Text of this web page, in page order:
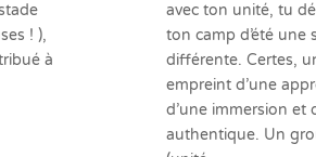
! ),
à
avec ton unité, tu
ton camp d’été une
différente. Certes,
empreint d’une
d’une immersion et
authentique. Un